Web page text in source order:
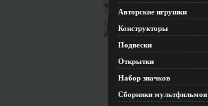
Авторские игрушки
Конструкторы
Подвески
Открытки
Набор значков
Сборники мультфильмов